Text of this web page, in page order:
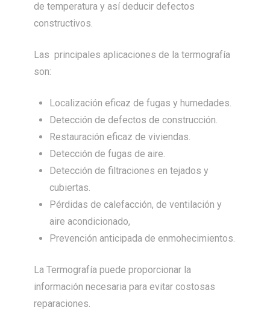
de temperatura y así deducir defectos
constructivos.
Las principales aplicaciones de la termografía
son:
Localización eficaz de fugas y humedades.
Detección de defectos de construcción.
Restauración eficaz de viviendas.
Detección de fugas de aire.
Detección de filtraciones en tejados y
cubiertas.
Pérdidas de calefacción, de ventilación y
aire acondicionado,
Prevención anticipada de enmohecimientos.
La Termografía puede proporcionar la
información necesaria para evitar costosas
reparaciones.